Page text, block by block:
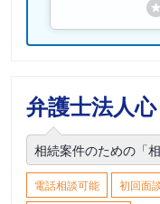
弁護士法人
相続案件のための「
電話相談可能 初回面